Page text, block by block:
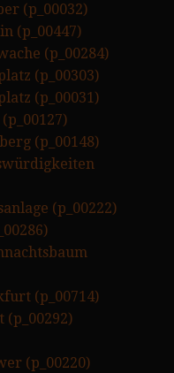
(p_00032)
(p_00447)
(p_00284)
(p_00303)
(p_00031)
(p_00148)
(p_00222)
(p_00714)
(p_00220)